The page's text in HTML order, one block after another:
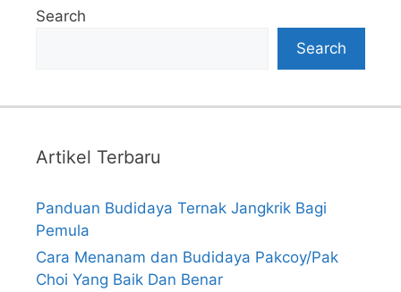
Search
Search
Artikel Terbaru
Panduan Budidaya Ternak Jangkrik Bagi
Pemula
Cara Menanam dan Budidaya Pakcoy/Pak
Choi Yang Baik Dan Benar